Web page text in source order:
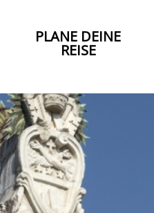
PLANE DEINE
REISE